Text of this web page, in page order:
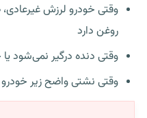
وقتی خودرو لرزش
روغن دارد
وقتی دنده درگیر نمی‌شود
وقتی نشتی واضح زیر